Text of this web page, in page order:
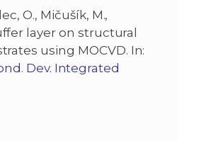
O., Mičušík, M.,
layer on structural
using MOCVD. In:
Dev. Integrated